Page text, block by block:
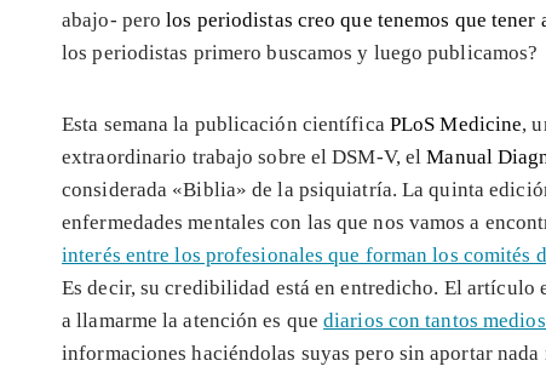
abajo- perolos periodistas creo que tenemos que tener
los periodistas primero buscamos y luego publicamos?
Esta semana la publicación científica PLoS Medicine,
extraordinario trabajo sobre el DSM-V, elManual
considerada «Biblia» de la psiquiatría. La quinta
enfermedades mentales con las que nos vamos a
interés entre los profesionales que forman los comités
Es decir, su credibilidad está en entredicho. El
a llamarme la atención es quediarios con tantos
informaciones haciéndolas suyas pero sin aportar